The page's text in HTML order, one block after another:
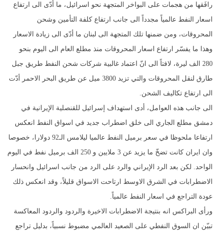
رافَقها من هجمات على البواخر المتجهة نحو اسرائيل، ما أدّى الى ارتفاع
اسعار النفط عالمياً مجدداً الى جانب ارتفاع كلفة التأمين وشحن
المحروقات، ومن ضمنها تلك المتجهة الى لبنان ما أدّى الى زيادة الاسعار
وهذا ما يفسّر ارتفاع اسعار المحروقات منذ مطلع العام الى اليوم بنحو
280 الف ليرة، لافتاً الى انّ اعتماد غالبية شركات شحن النفط طريق جبل
طارق لنقل المحروقات والتي تزيد 3800 ميل عن طريق البحر الاحمر أدّت
الى ارتفاع تكاليف الشحن.
الى جانب هذه العوامل، أدى استهداف إسرائيل للقنصلية الإيرانية في
دمشق مطلع الجاري الى خلق اضطراب جديد في اسواق النفط انعكس
ارتفاعا ملحوظا في سعر برميل النفط عالميا ليلامس الـ92 دولارا، خصوصا
وان ايران كانت تضخّ ما يزيد عن 3 ملايين و 250 الف برميل نفط في اليوم
الواحد. لكن بعد الرد الإيراني والرد على الرد من جانب اسرائيل وانحسار
الاضطرابات في الشرق الاوسط ارتاحت الاسواق قليلاً، وقد انعكس ذلك
عودة التراجع في اسعار النفط عالمياً.
ورأى البراكس انه بنتيجة الاضطرابات الاخيرة والردود والردود المعاكسة
تبيّن ان السوق النفطي على الصعيد العالمي مضبوط نسبياً، بدليل تراجع